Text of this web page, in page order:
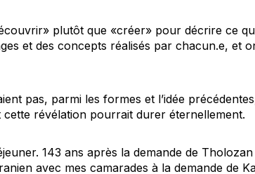
plutôt que «créer» pour décrire ce
et des concepts réalisés par chacun.e, et
pas, parmi les formes et l’idée
révélation pourrait durer éternellement.
143 ans après la demande de
avec mes camarades à la demande de